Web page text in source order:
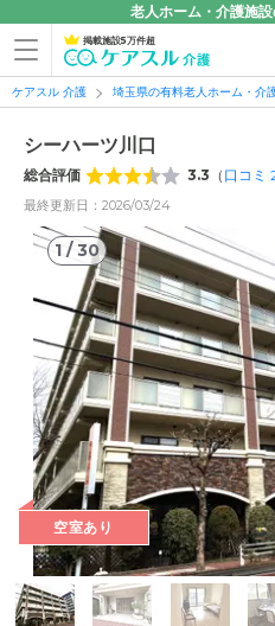
老人ホーム・介護施
掲載施設5万件超
ケアスル 介護 埼玉県の有料老人ホーム・介
シーハーツ川口
総合評価 3.3 （ 口コミ
最終更新日：2026/03/24
1 /30
1/30
外観の写真
空室あり